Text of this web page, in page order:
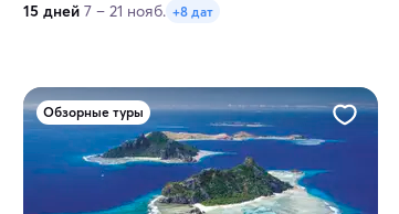
15 дней 7 – 21 нояб. +8 дат
Обзорные туры